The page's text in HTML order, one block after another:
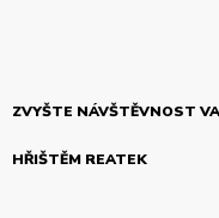
ZVYŠTE NÁVŠTĚVNOST
HŘIŠTĚM REATEK